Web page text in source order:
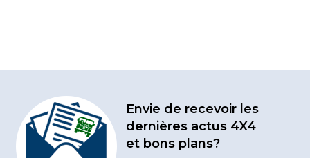
Envie de recevoir les
dernières actus 4X4
et bons plans?